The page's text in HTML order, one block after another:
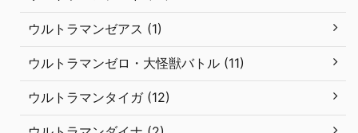
ウルトラマンゼアス (1)
ウルトラマンゼロ・大怪獣バトル (11)
ウルトラマンタイガ (12)